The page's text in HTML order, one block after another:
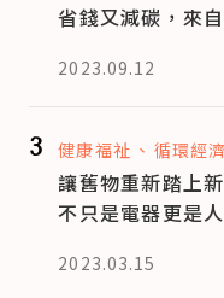
省錢又減碳，來
2023.09.12
3 健康福祉 循環經濟
讓舊物重新踏上
不只是電器更是
2023.03.15